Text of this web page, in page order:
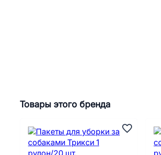
Товары этого бренда